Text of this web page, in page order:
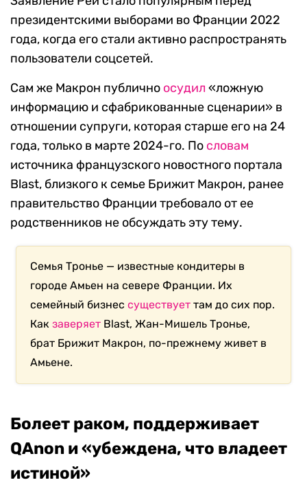
президентскими выборами во Франции 2022
года, когда его стали активно распространять
пользователи соцсетей.
Сам же Макрон публично осудил «ложную
информацию и сфабрикованные сценарии» в
отношении супруги, которая старше его на 24
года, только в марте 2024-го. По словам
источника французского новостного портала
Blast, близкого к семье Брижит Макрон, ранее
правительство Франции требовало от ее
родственников не обсуждать эту тему.
Семья Тронье — известные кондитеры в
городе Амьен на севере Франции. Их
семейный бизнессуществует там до сих пор.
Какзаверяет Blast, Жан-Мишель Тронье,
брат Брижит Макрон, по-прежнему живет в
Амьене.
Болеет раком, поддерживает
QAnon и «убеждена, что владеет
истиной»